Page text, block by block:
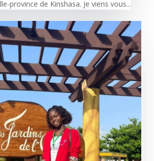
province de Kinshasa. Je viens vous...